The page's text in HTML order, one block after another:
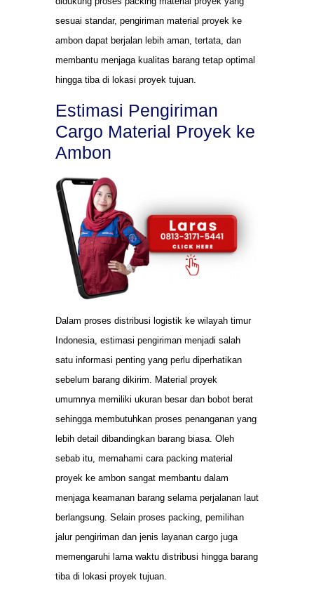
sesuai standar, pengiriman material proyek ke
ambon dapat berjalan lebih aman, tertata, dan
membantu menjaga kualitas barang tetap optimal
hingga tiba di lokasi proyek tujuan.
Estimasi Pengiriman
Cargo Material Proyek ke
Ambon
Dalam proses distribusi logistik ke wilayah timur
Indonesia, estimasi pengiriman menjadi salah
satu informasi penting yang perlu diperhatikan
sebelum barang dikirim. Material proyek
umumnya memiliki ukuran besar dan bobot berat
sehingga membutuhkan proses penanganan yang
lebih detail dibandingkan barang biasa. Oleh
sebab itu, memahami cara packing material
proyek ke ambon sangat membantu dalam
menjaga keamanan barang selama perjalanan laut
berlangsung. Selain proses packing, pemilihan
jalur pengiriman dan jenis layanan cargo juga
memengaruhi lama waktu distribusi hingga barang
tiba di lokasi proyek tujuan.